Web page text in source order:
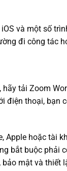
và một số
đi công tác
tải Zoom
điện thoại, bạn
Apple hoặc tài
bắt buộc phải
mật và thiết